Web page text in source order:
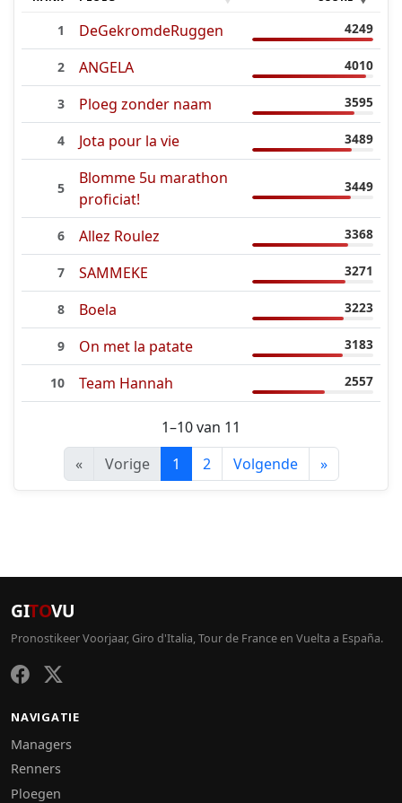
1 DeGekromdeRuggen 4249
2 ANGELA 4010
3 Ploeg zonder naam 3595
4 Jota pour la vie 3489
5
Blomme 5u marathon
proficiat!
3449
6 Allez Roulez 3368
7 SAMMEKE 3271
8 Boela 3223
9 On met la patate 3183
10 Team Hannah 2557
1–10 van 11
«
Vorige 1 2 Volgende »
GITOVU
Pronostikeer Voorjaar, Giro d'Italia, Tour de France en Vuelta a España.
NAVIGATIE
Managers
Renners
Ploegen